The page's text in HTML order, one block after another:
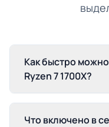
Как быстро
Ryzen 7 1700X?
Что включено в